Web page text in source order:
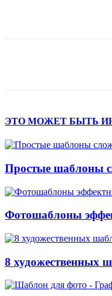
ЭТО МОЖЕТ БЫТЬ
Простые шаблоны
Фотошаблоны
8 художественных